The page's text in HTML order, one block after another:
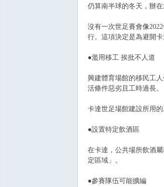
仍算南半球的冬天，辦
沒有一次世足賽會像
行。這項決定是為避開
●濫用移工 挨批不人道
興建體育場館的移民工
活條件惡劣且工時過長。
卡達世足場館建設所用
●設置特定飲酒區
在卡達，公共場所飲酒
定區域」。
●參賽隊伍可能擴編